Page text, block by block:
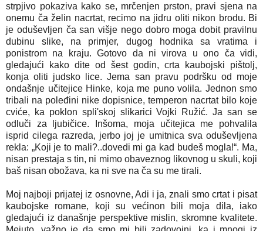
strpjivo pokaziva kako se, mrčenjen prston, pravi sjena na
onemu ča želin nacrtat, recimo na jidru oliti nikon brodu. Bi
je oduševljen ča san višje nego dobro moga dobit pravilnu
dubinu slike, na primjer, dugog hodnika sa vratima i
ponistrom na kraju. Gotovo da ni virova u ono ča vidi,
gledajući kako dite od šest godin, crta kaubojski pištolj,
konja oliti judsko lice. Jema san pravu podršku od moje
ondašnje učitejice Hinke, koja me puno volila. Jednon smo
tribali na poleđini nike dopisnice, temperon nacrtat bilo koje
cviće, ka poklon spli'skoj slikarici Vojki Ružić. Ja san se
odluči za ljubičice. Inšoma, moja učitejica me pohvalila
isprid cilega razreda, jerbo joj je umitnica sva oduševljena
rekla: „Koji je to mali?..dovedi mi ga kad budeš mogla!“. Ma,
nisan prestaja s tin, ni mimo obaveznog likovnog u skuli, koji
baš nisan obožava, ka ni sve na ča su me tirali.
Moj najboji prijatej iz osnovne, Adi i ja, znali smo crtat i pisat
kaubojske romane, koji su većinon bili moja dila, iako
gledajući iz današnje perspektive mislin, skromne kvalitete.